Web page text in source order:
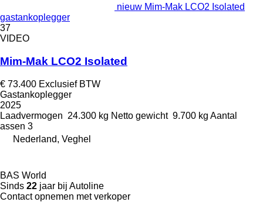
nieuw Mim-Mak LCO2 Isolated
gastankoplegger
37
VIDEO
Mim-Mak LCO2 Isolated
€ 73.400 Exclusief BTW
Gastankoplegger
2025
Laadvermogen 24.300 kg Netto gewicht 9.700 kg Aantal
assen 3
Nederland, Veghel
BAS World
Sinds 22 jaar bij Autoline
Contact opnemen met verkoper